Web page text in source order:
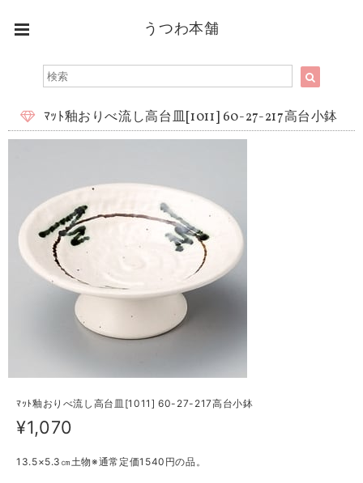
うつわ本舗
ﾏｯﾄ釉おりべ流し高台皿[1011] 60-27-217高台小鉢
ﾏｯﾄ釉おりべ流し高台皿[1011] 60-27-217高台小鉢
¥1,070
13.5×5.3㎝土物※通常定価1540円の品。